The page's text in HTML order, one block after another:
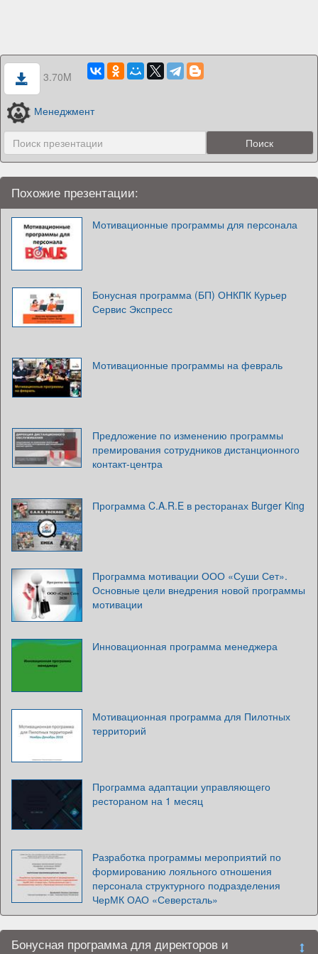
3.70M
Менеджмент
Похожие презентации:
Мотивационные программы для персонала
Бонусная программа (БП) ОНКПК Курьер
Сервис Экспресс
Мотивационные программы на февраль
Предложение по изменению программы
премирования сотрудников дистанционного
контакт-центра
Программа C.A.R.E в ресторанах Burger King
Программа мотивации ООО «Суши Сет».
Основные цели внедрения новой программы
мотивации
Инновационная программа менеджера
Мотивационная программа для Пилотных
территорий
Программа адаптации управляющего
рестораном на 1 месяц
Разработка программы мероприятий по
формированию лояльного отношения
персонала структурного подразделения
ЧерМК ОАО «Северсталь»
Бонусная программа для директоров и